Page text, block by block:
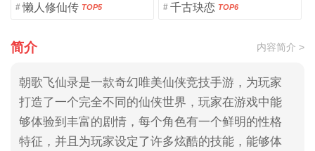
# 懒人修仙传 TOP5 # 千古玦恋 TOP6
简介 内容简介 >
朝歌飞仙录是一款奇幻唯美仙侠竞技手游，为玩家
打造了一个完全不同的仙侠世界，玩家在游戏中能
够体验到丰富的剧情，每个角色有一个鲜明的性格
特征，并且为玩家设定了许多炫酷的技能，能够体